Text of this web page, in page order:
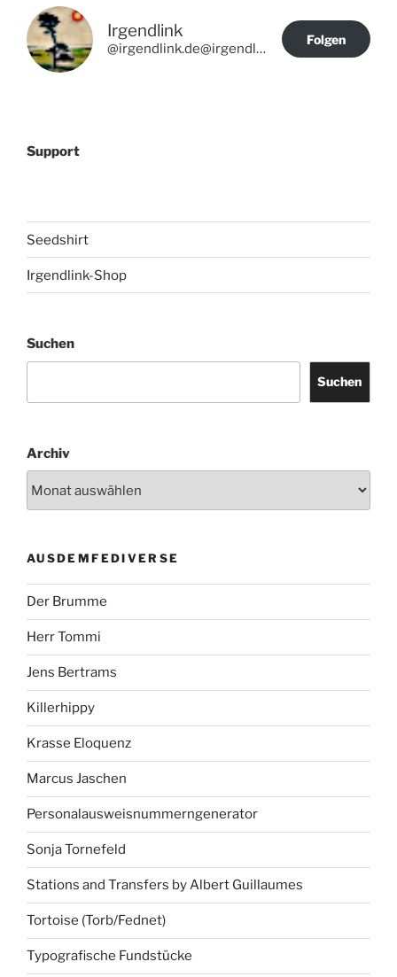
Irgendlink
@irgendlink.de@irgendlink.de
Folgen
Support
Seedshirt
Irgendlink-Shop
Suchen
Suchen
Archiv
AUSDEMFEDIVERSE
Der Brumme
Herr Tommi
Jens Bertrams
Killerhippy
Krasse Eloquenz
Marcus Jaschen
Personalausweisnummerngenerator
Sonja Tornefeld
Stations and Transfers by Albert Guillaumes
Tortoise (Torb/Fednet)
Typografische Fundstücke